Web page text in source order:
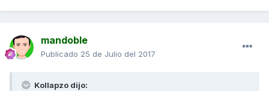
mandoble
Publicado 25 de Julio del 2017
Kollapzo dijo: